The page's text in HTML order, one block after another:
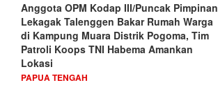
Anggota OPM Kodap III/Puncak Pimpinan
Lekagak Talenggen Bakar Rumah Warga
di Kampung Muara Distrik Pogoma, Tim
Patroli Koops TNI Habema Amankan
Lokasi
PAPUA TENGAH